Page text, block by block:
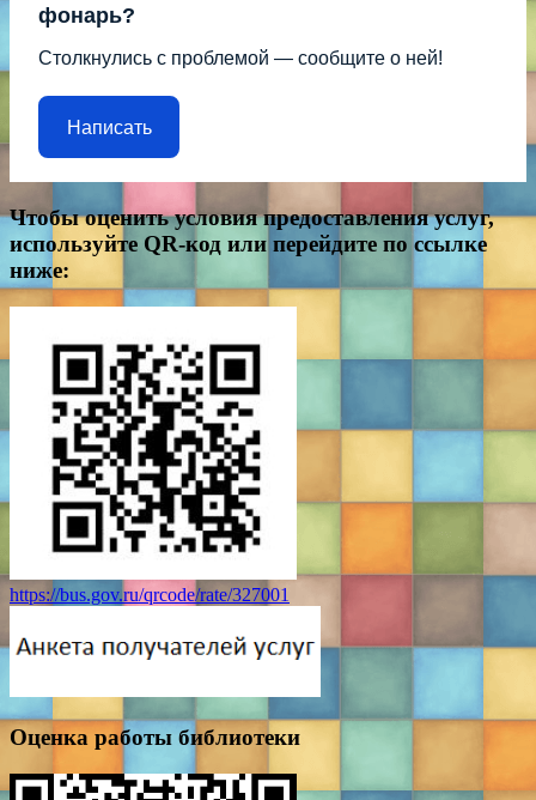
фонарь?
Столкнулись с проблемой — сообщите о ней!
Написать
Чтобы оценить условия предоставления услуг,
используйте QR-код или перейдите по ссылке
ниже:
https://bus.gov.ru/qrcode/rate/327001
Оценка работы библиотеки